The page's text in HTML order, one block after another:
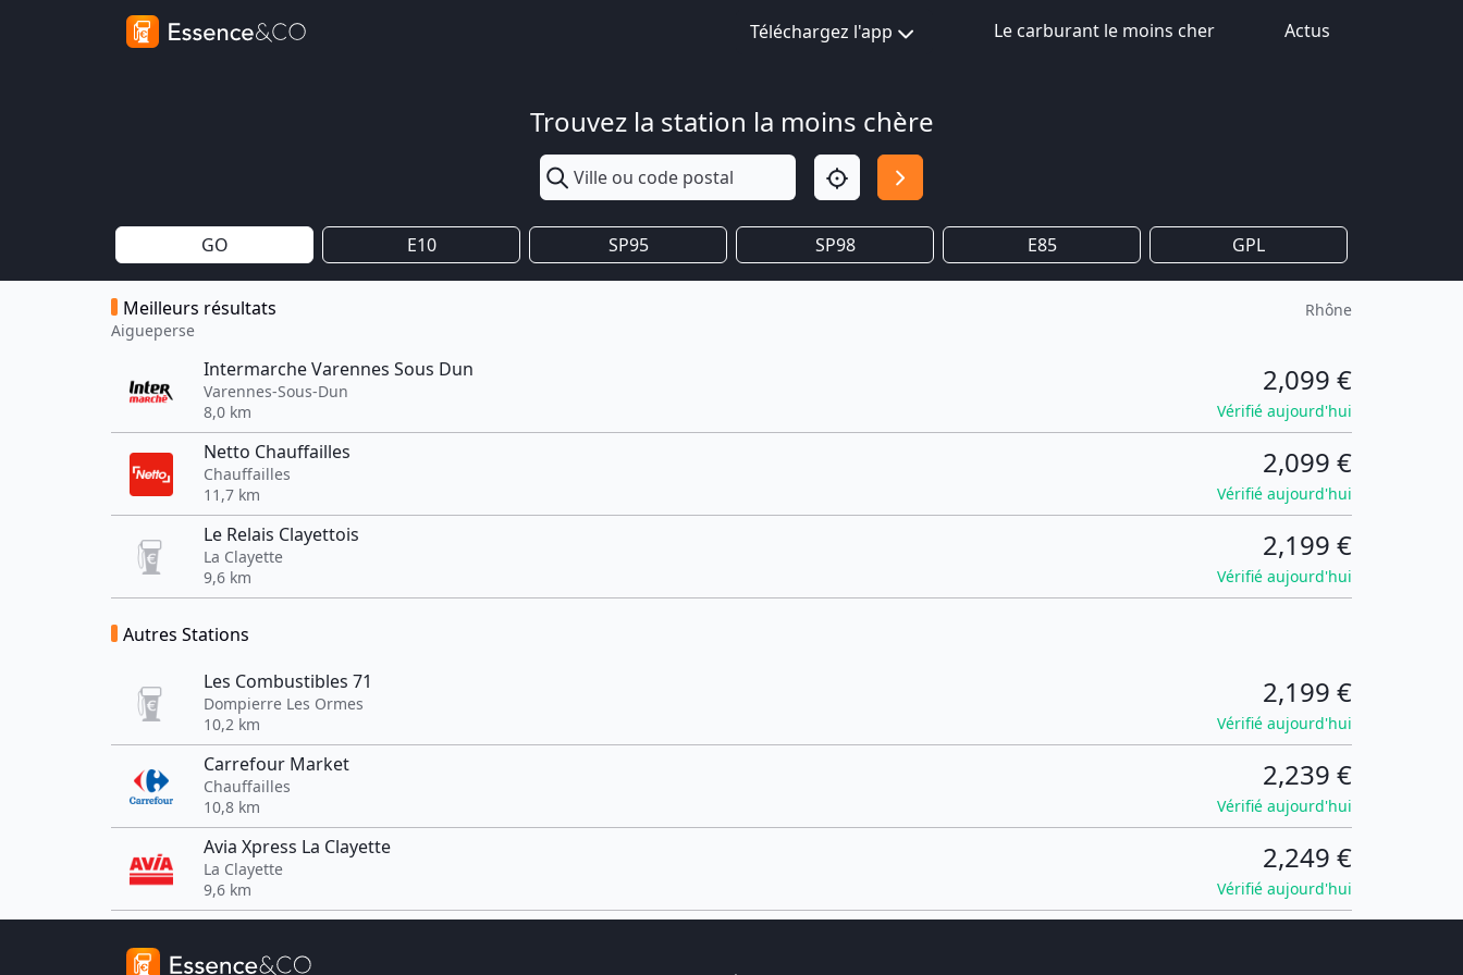
Téléchargez l'app Le carburant le moins cher Actus
Trouvez la station la moins chère
GO E10 SP95 SP98 E85 GPL
Meilleurs résultats
Aigueperse
Rhône
Intermarche Varennes Sous Dun
Varennes-Sous-Dun
8,0 km
2,099 €
Vérifié aujourd'hui
Netto Chauffailles
Chauffailles
11,7 km
2,099 €
Vérifié aujourd'hui
Le Relais Clayettois
La Clayette
9,6 km
2,199 €
Vérifié aujourd'hui
Autres Stations
Les Combustibles 71
Dompierre Les Ormes
10,2 km
2,199 €
Vérifié aujourd'hui
Carrefour Market
Chauffailles
10,8 km
2,239 €
Vérifié aujourd'hui
Avia Xpress La Clayette
La Clayette
9,6 km
2,249 €
Vérifié aujourd'hui